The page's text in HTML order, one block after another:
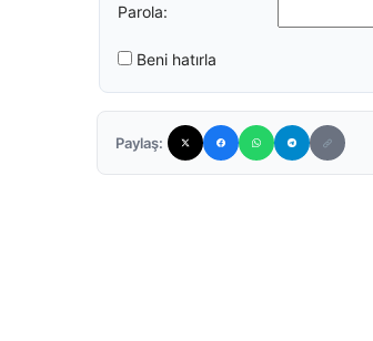
Parola:
Beni hatırla
Paylaş: